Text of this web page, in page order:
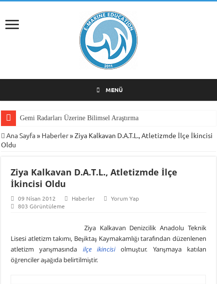
MENÜ
Gemi Radarları Üzerine Bilimsel Araştırma
Ana Sayfa» Haberler»Ziya Kalkavan D.A.T.L., Atletizmde İlçe İkincisi
Oldu
Ziya Kalkavan D.A.T.L., Atletizmde İlçe
İkincisi Oldu
09 Nisan 2012 Haberler
Yorum Yap
803 Görüntüleme
Ziya Kalkavan Denizcilik Anadolu Teknik
Lisesi atletizm takımı, Beşiktaş Kaymakamlığı tarafından düzenlenen
atletizm yarışmasında ilçe ikincisiolmuştur. Yarışmaya katılan
öğrenciler aşağıda belirtilmiştir.